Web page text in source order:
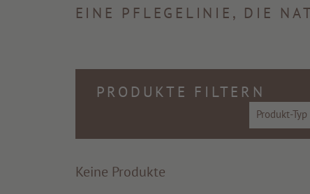
EINE PFLEGELINIE, DIE
PRODUKTE FILTERN
Produkt-Typ
Keine Produkte